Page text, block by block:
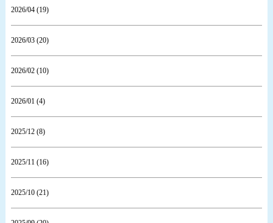
2026/04 (19)
2026/03 (20)
2026/02 (10)
2026/01 (4)
2025/12 (8)
2025/11 (16)
2025/10 (21)